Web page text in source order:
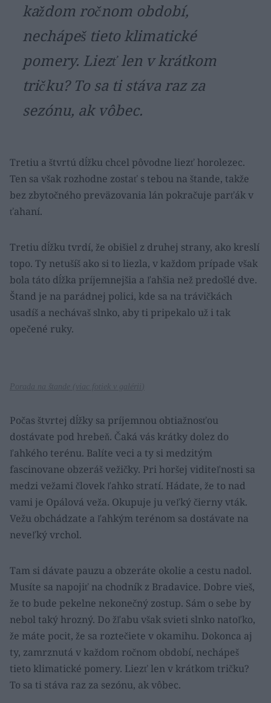
každom ročnom období,
nechápeš tieto klimatické
pomery. Liezť len v krátkom
tričku? To sa ti stáva raz za
sezónu, ak vôbec.
Tretiu a štvrtú dĺžku chcel pôvodne liezť horolezec.
Ten sa však rozhodne zostať s tebou na štande, takže
bez zbytočného preväzovania lán pokračuje parťák v
ťahaní.
Tretiu dĺžku tvrdí, že obišiel z druhej strany, ako kreslí
topo. Ty netušíš ako si to liezla, v každom prípade však
bola táto dĺžka príjemnejšia a ľahšia než predošlé dve.
Štand je na parádnej polici, kde sa na trávičkách
usadíš a nechávaš slnko, aby ti pripekalo už i tak
opečené ruky.
Porada na štande ( viac fotiek v galérii )
Počas štvrtej dĺžky sa príjemnou obtiažnosťou
dostávate pod hrebeň. Čaká vás krátky dolez do
ľahkého terénu. Balíte veci a ty si medzitým
fascinovane obzeráš vežičky. Pri horšej viditeľnosti sa
medzi vežami človek ľahko stratí. Hádate, že to nad
vami je Opálová veža. Okupuje ju veľký čierny vták.
Vežu obchádzate a ľahkým terénom sa dostávate na
neveľký vrchol.
Tam si dávate pauzu a obzeráte okolie a cestu nadol.
Musíte sa napojiť na chodník z Bradavice. Dobre vieš,
že to bude pekelne nekonečný zostup. Sám o sebe by
nebol taký hrozný. Do žľabu však svieti slnko natoľko,
že máte pocit, že sa roztečiete v okamihu. Dokonca aj
ty, zamrznutá v každom ročnom období, nechápeš
tieto klimatické pomery. Liezť len v krátkom tričku?
To sa ti stáva raz za sezónu, ak vôbec.